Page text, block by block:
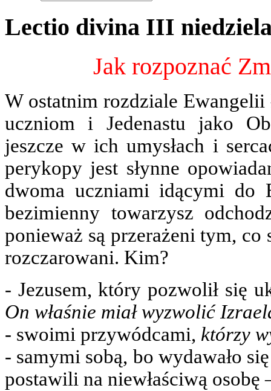
Lectio divina III
Jak rozpoznać
W ostatnim rozdziale
uczniom i Jedenastu jako
jeszcze w ich umysłach i
perykopy jest słynne
dwoma uczniami idącymi do
bezimienny towarzysz
ponieważ są przerażeni tym, co
rozczarowani. Kim?
‑ Jezusem, który pozwolił się
On właśnie miał wyzwolić
‑ swoimi przywódcami, którzy
‑ samymi sobą, bo wydawało
postawili na niewłaściwą osobę